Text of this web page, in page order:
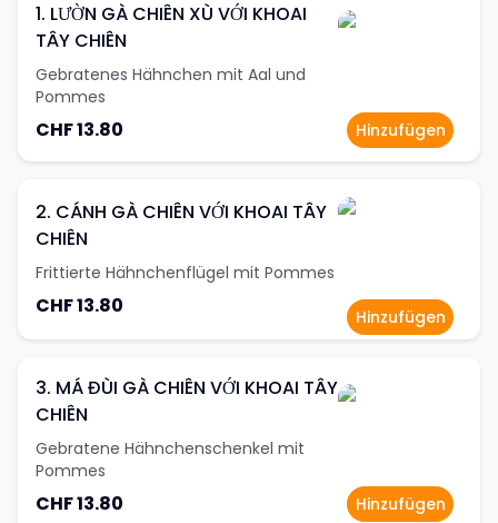
1. LƯỜN GÀ CHIÊN XÙ VỚI KHOAI
TÂY CHIÊN
Gebratenes Hähnchen mit Aal und
Pommes
CHF 13.80 Hinzufügen
2. CÁNH GÀ CHIÊN VỚI KHOAI TÂY
CHIÊN
Frittierte Hähnchenflügel mit Pommes
CHF 13.80 Hinzufügen
3. MÁ ĐÙI GÀ CHIÊN VỚI KHOAI TÂY
CHIÊN
Gebratene Hähnchenschenkel mit
Pommes
CHF 13.80 Hinzufügen